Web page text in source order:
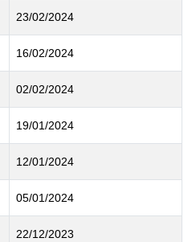
23/02/2024
16/02/2024
02/02/2024
19/01/2024
12/01/2024
05/01/2024
22/12/2023